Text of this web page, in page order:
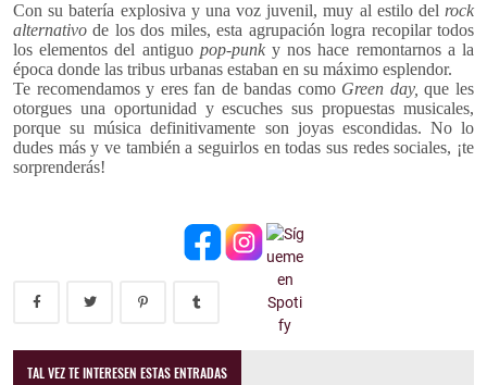
Con su batería explosiva y una voz juvenil, muy al estilo del rock
alternativo de los dos miles, esta agrupación logra recopilar todos
los elementos del antiguo pop-punky nos hace remontarnos a la
época donde las tribus urbanas estaban en su máximo esplendor.
Te recomendamos y eres fan de bandas como Green day,que les
otorgues una oportunidad y escuches sus propuestas musicales,
porque su música definitivamente son joyas escondidas. No lo
dudes más y ve también a seguirlos en todas sus redes sociales, ¡te
sorprenderás!
TAL VEZ TE INTERESEN ESTAS ENTRADAS